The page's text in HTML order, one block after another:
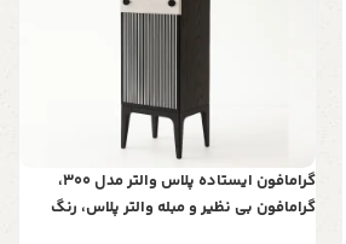
گرامافون ایستاده پلاس والتر مدل 300،
گرامافون بی نظیر و مبله والتر پلاس، رنگ